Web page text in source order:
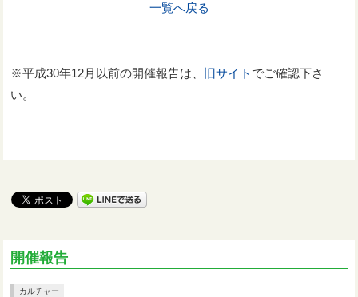
一覧へ戻る
※平成30年12月以前の開催報告は、 旧サイト でご確認下さ
い。
開催報告
カルチャー